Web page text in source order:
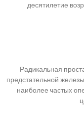
десятилетие
Радикальная
предстательной
наиболее частых